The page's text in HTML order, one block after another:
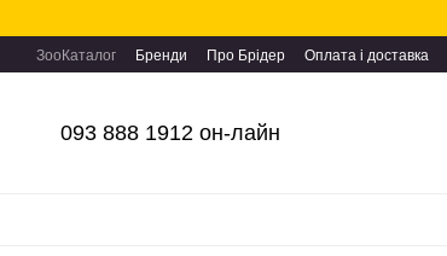
ЗооКаталог Бренди Про Брідер Оплата і доставка
093 888 1912 он-лайн